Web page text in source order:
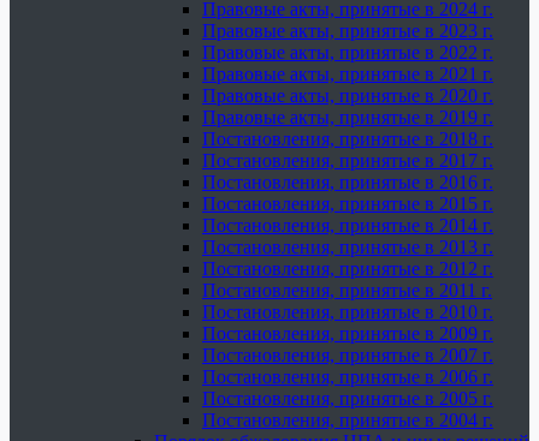
Правовые акты, принятые в 2024 г.
Правовые акты, принятые в 2023 г.
Правовые акты, принятые в 2022 г.
Правовые акты, принятые в 2021 г.
Правовые акты, принятые в 2020 г.
Правовые акты, принятые в 2019 г.
Постановления, принятые в 2018 г.
Постановления, принятые в 2017 г.
Постановления, принятые в 2016 г.
Постановления, принятые в 2015 г.
Постановления, принятые в 2014 г.
Постановления, принятые в 2013 г.
Постановления, принятые в 2012 г.
Постановления, принятые в 2011 г.
Постановления, принятые в 2010 г.
Постановления, принятые в 2009 г.
Постановления, принятые в 2007 г.
Постановления, принятые в 2006 г.
Постановления, принятые в 2005 г.
Постановления, принятые в 2004 г.